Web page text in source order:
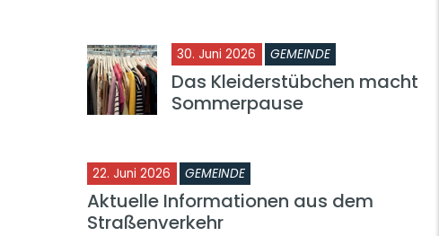
30. Juni 2026 GEMEINDE
Das Kleiderstübchen macht
Sommerpause
22. Juni 2026 GEMEINDE
Aktuelle Informationen aus dem
Straßenverkehr